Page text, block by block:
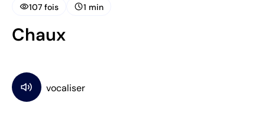
visibility107 fois schedule1 min
Chaux